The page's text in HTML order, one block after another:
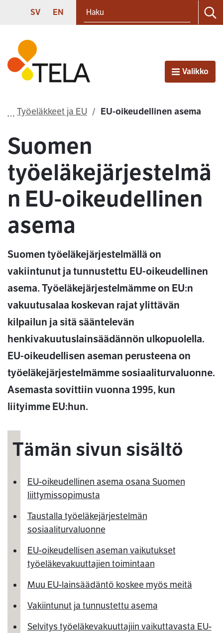
Siirry sisältöön
SVENSKA
SV ENGLISH
EN
Etusivu
AvaaValikko
Työeläkkeet ja EU EU-oikeudellinen asema
Suomen
työeläkejärjestelmä
n EU-oikeudellinen
asema
Suomen työeläkejärjestelmällä on
vakiintunut ja tunnustettu EU-oikeudellinen
asema. Työeläkejärjestelmämme on EU:n
vakuutusalaa koskevan rajat ylittävän
kilpailun ja sitä sääntelevän
henkivakuutuslainsäädännön ulkopuolella.
EU-oikeudellisen aseman perusteena on
työeläkejärjestelmämme sosiaaliturvaluonne.
Asemasta sovittiin vuonna 1995, kun
liityimme EU:hun.
Tämän sivun sisältö
EU-oikeudellinen asema osana Suomen
liittymissopimusta
Taustalla työeläkejärjestelmän
sosiaaliturvaluonne
EU-oikeudellisen aseman vaikutukset
työeläkevakuuttajien toimintaan
Muu EU-lainsäädäntö koskee myös meitä
Vakiintunut ja tunnustettu asema
Selvitys työeläkevakuuttajiin vaikuttavasta EU-